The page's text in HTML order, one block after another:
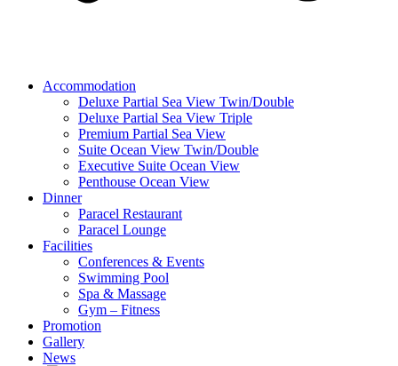
Accommodation
Deluxe Partial Sea View Twin/Double
Deluxe Partial Sea View Triple
Premium Partial Sea View
Suite Ocean View Twin/Double
Executive Suite Ocean View
Penthouse Ocean View
Dinner
Paracel Restaurant
Paracel Lounge
Facilities
Conferences & Events
Swimming Pool
Spa & Massage
Gym – Fitness
Promotion
Gallery
News